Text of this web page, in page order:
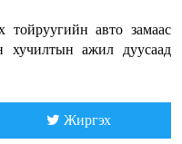
авто замаас
хучилтын ажил дуусаад
Жиргэх